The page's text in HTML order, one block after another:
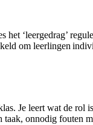
‘leergedrag’
om leerlingen
Je leert wat de rol
onnodig fouten